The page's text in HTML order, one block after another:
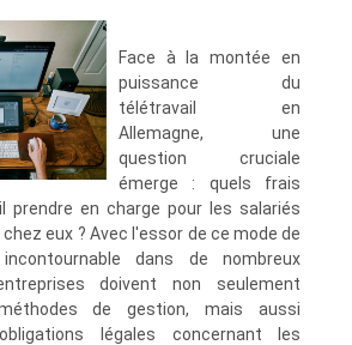
Face à la montée en
puissance du
télétravail en
Allemagne, une
question cruciale
émerge : quels frais
prendre en charge pour les salariés
eux ? Avec l'essor de ce mode de
dans de nombreux
doivent non seulement
de gestion, mais aussi
légales concernant les